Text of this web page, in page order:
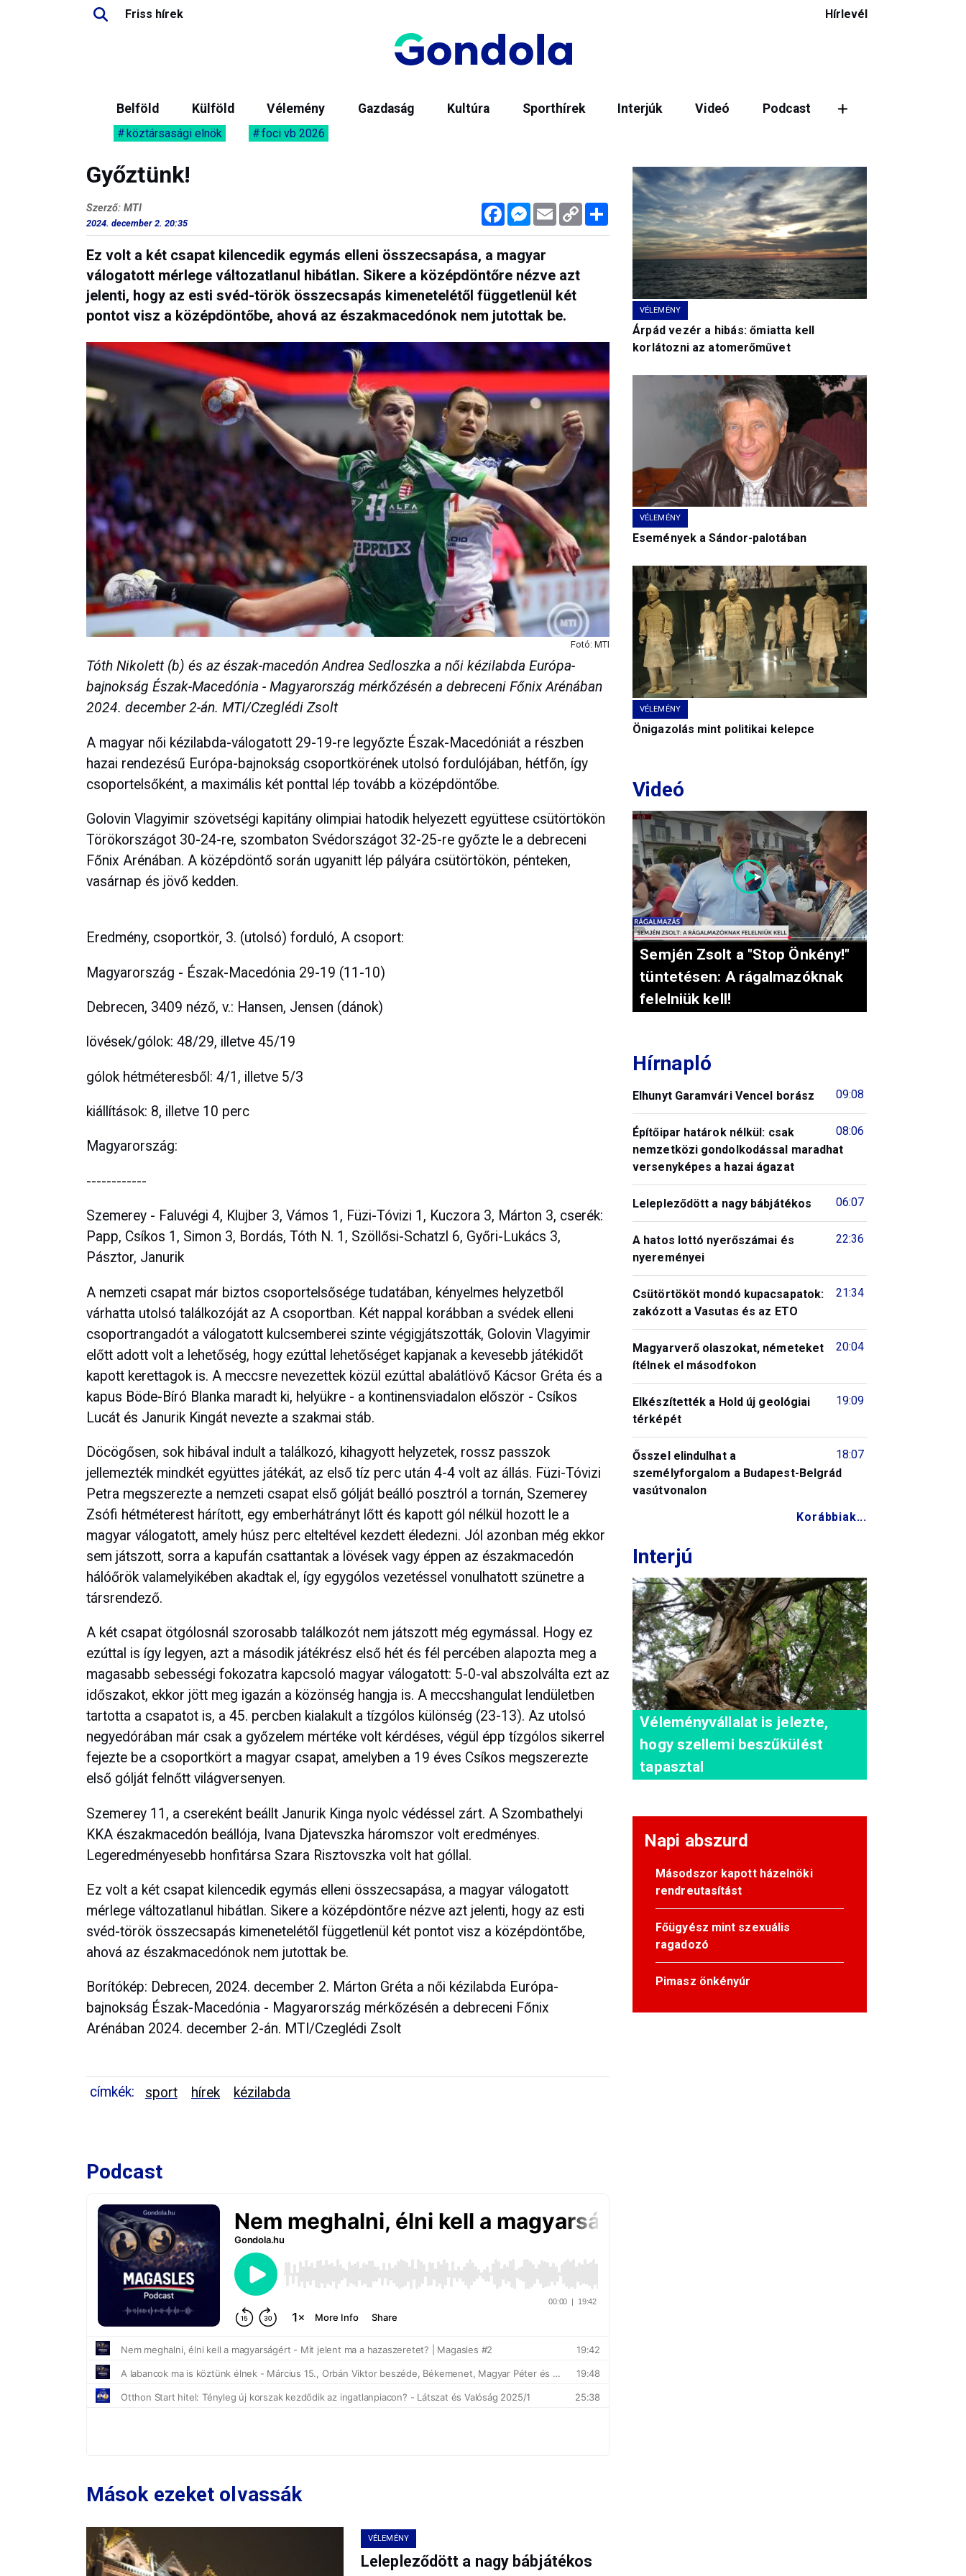
Friss hírek Hírlevél
Belföld Külföld Vélemény Gazdaság Kultúra Sporthírek Interjúk Videó Podcast
köztársasági elnök foci vb 2026
Győztünk!
FacebookMessenger
Email Copy
Link
Megosztás
Szerző: MTI
2024. december 2. 20:35
Ez volt a két csapat kilencedik egymás elleni összecsapása, a magyar
válogatott mérlege változatlanul hibátlan. Sikere a középdöntőre nézve azt
jelenti, hogy az esti svéd-török összecsapás kimenetelétől függetlenül két
pontot visz a középdöntőbe, ahová az északmacedónok nem jutottak be.
Fotó: MTI
Tóth Nikolett (b) és az észak-macedón Andrea Sedloszka a női kézilabda Európa-
bajnokság Észak-Macedónia - Magyarország mérkőzésén a debreceni Főnix Arénában
2024. december 2-án. MTI/Czeglédi Zsolt
A magyar női kézilabda-válogatott 29-19-re legyőzte Észak-Macedóniát a részben
hazai rendezésű Európa-bajnokság csoportkörének utolsó fordulójában, hétfőn, így
csoportelsőként, a maximális két ponttal lép tovább a középdöntőbe.
Golovin Vlagyimir szövetségi kapitány olimpiai hatodik helyezett együttese csütörtökön
Törökországot 30-24-re, szombaton Svédországot 32-25-re győzte le a debreceni
Főnix Arénában. A középdöntő során ugyanitt lép pályára csütörtökön, pénteken,
vasárnap és jövő kedden.
Eredmény, csoportkör, 3. (utolsó) forduló, A csoport:
Magyarország - Észak-Macedónia 29-19 (11-10)
Debrecen, 3409 néző, v.: Hansen, Jensen (dánok)
lövések/gólok: 48/29, illetve 45/19
gólok hétméteresből: 4/1, illetve 5/3
kiállítások: 8, illetve 10 perc
Magyarország:
------------
Szemerey - Faluvégi 4, Klujber 3, Vámos 1, Füzi-Tóvizi 1, Kuczora 3, Márton 3, cserék:
Papp, Csíkos 1, Simon 3, Bordás, Tóth N. 1, Szöllősi-Schatzl 6, Győri-Lukács 3,
Pásztor, Janurik
A nemzeti csapat már biztos csoportelsősége tudatában, kényelmes helyzetből
várhatta utolsó találkozóját az A csoportban. Két nappal korábban a svédek elleni
csoportrangadót a válogatott kulcsemberei szinte végigjátszották, Golovin Vlagyimir
előtt adott volt a lehetőség, hogy ezúttal lehetőséget kapjanak a kevesebb játékidőt
kapott kerettagok is. A meccsre nevezettek közül ezúttal abalátlövő Kácsor Gréta és a
kapus Böde-Bíró Blanka maradt ki, helyükre - a kontinensviadalon először - Csíkos
Lucát és Janurik Kingát nevezte a szakmai stáb.
Döcögősen, sok hibával indult a találkozó, kihagyott helyzetek, rossz passzok
jellemezték mindkét együttes játékát, az első tíz perc után 4-4 volt az állás. Füzi-Tóvizi
Petra megszerezte a nemzeti csapat első gólját beálló posztról a tornán, Szemerey
Zsófi hétméterest hárított, egy emberhátrányt lőtt és kapott gól nélkül hozott le a
magyar válogatott, amely húsz perc elteltével kezdett éledezni. Jól azonban még ekkor
sem játszott, sorra a kapufán csattantak a lövések vagy éppen az északmacedón
hálóőrök valamelyikében akadtak el, így egygólos vezetéssel vonulhatott szünetre a
társrendező.
A két csapat ötgólosnál szorosabb találkozót nem játszott még egymással. Hogy ez
ezúttal is így legyen, azt a második játékrész első hét és fél percében alapozta meg a
magasabb sebességi fokozatra kapcsoló magyar válogatott: 5-0-val abszolválta ezt az
időszakot, ekkor jött meg igazán a közönség hangja is. A meccshangulat lendületben
tartotta a csapatot is, a 45. percben kialakult a tízgólos különség (23-13). Az utolsó
negyedórában már csak a győzelem mértéke volt kérdéses, végül épp tízgólos sikerrel
fejezte be a csoportkört a magyar csapat, amelyben a 19 éves Csíkos megszerezte
első gólját felnőtt világversenyen.
Szemerey 11, a csereként beállt Janurik Kinga nyolc védéssel zárt. A Szombathelyi
KKA északmacedón beállója, Ivana Djatevszka háromszor volt eredményes.
Legeredményesebb honfitársa Szara Risztovszka volt hat góllal.
Ez volt a két csapat kilencedik egymás elleni összecsapása, a magyar válogatott
mérlege változatlanul hibátlan. Sikere a középdöntőre nézve azt jelenti, hogy az esti
svéd-török összecsapás kimenetelétől függetlenül két pontot visz a középdöntőbe,
ahová az északmacedónok nem jutottak be.
Borítókép: Debrecen, 2024. december 2. Márton Gréta a női kézilabda Európa-
bajnokság Észak-Macedónia - Magyarország mérkőzésén a debreceni Főnix
Arénában 2024. december 2-án. MTI/Czeglédi Zsolt
címkék: sport hírek kézilabda
Podcast
Mások ezeket olvassák
VÉLEMÉNY
Lelepleződött a nagy bábjátékos
VÉLEMÉNY
Árpád vezér a hibás: őmiatta kell
korlátozni az atomerőművet
VÉLEMÉNY
Események a Sándor-palotában
VÉLEMÉNY
Önigazolás mint politikai kelepce
Videó
Semjén Zsolt a "Stop Önkény!"
tüntetésen: A rágalmazóknak
felelniük kell!
Hírnapló
09:08
Elhunyt Garamvári Vencel borász
08:06
Építőipar határok nélkül: csak
nemzetközi gondolkodással maradhat
versenyképes a hazai ágazat
06:07
Lelepleződött a nagy bábjátékos
22:36
A hatos lottó nyerőszámai és
nyereményei
21:34
Csütörtököt mondó kupacsapatok:
zakózott a Vasutas és az ETO
20:04
Magyarverő olaszokat, németeket
ítélnek el másodfokon
19:09
Elkészítették a Hold új geológiai
térképét
18:07
Ősszel elindulhat a
személyforgalom a Budapest-Belgrád
vasútvonalon
Korábbiak...
Interjú
Véleményvállalat is jelezte,
hogy szellemi beszűkülést
tapasztal
Napi abszurd
Másodszor kapott házelnöki
rendreutasítást
Főügyész mint szexuális
ragadozó
Pimasz önkényúr